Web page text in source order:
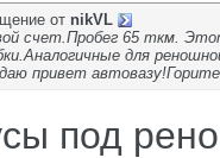
от nikVL
счет.Пробег 65 ткм.
для
привет
под